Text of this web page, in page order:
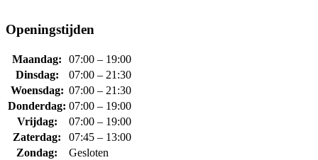
Openingstijden
Maandag:
07:00 – 19:00
Dinsdag:
07:00 – 21:30
Woensdag: 07:00 – 21:30
Donderdag: 07:00 – 19:00
Vrijdag:
07:00 – 19:00
Zaterdag:
07:45 – 13:00
Zondag:
Gesloten